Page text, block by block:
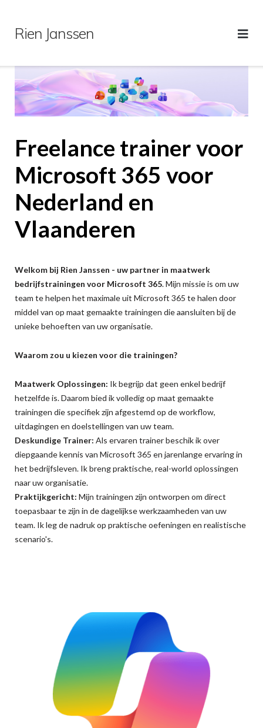
Rien Janssen
Freelance trainer voor
Microsoft 365 voor
Nederland en
Vlaanderen
Welkom bij Rien Janssen - uw partner in maatwerk
bedrijfstrainingen voor Microsoft 365. Mijn missie is om uw
team te helpen het maximale uit Microsoft 365 te halen door
middel van op maat gemaakte trainingen die aansluiten bij de
unieke behoeften van uw organisatie.
Waarom zou u kiezen voor die trainingen?
Maatwerk Oplossingen: Ik begrijp dat geen enkel bedrijf
hetzelfde is. Daarom bied ik volledig op maat gemaakte
trainingen die specifiek zijn afgestemd op de workflow,
uitdagingen en doelstellingen van uw team.
Deskundige Trainer: Als ervaren trainer beschik ik over
diepgaande kennis van Microsoft 365 en jarenlange ervaring in
het bedrijfsleven. Ik breng praktische, real-world oplossingen
naar uw organisatie.
Praktijkgericht: Mijn trainingen zijn ontworpen om direct
toepasbaar te zijn in de dagelijkse werkzaamheden van uw
team. Ik leg de nadruk op praktische oefeningen en realistische
scenario's.